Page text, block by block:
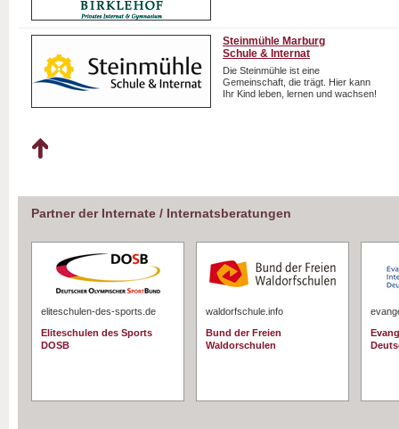
Steinmühle Marburg
Schule & Internat
Die Steinmühle ist eine
Gemeinschaft, die trägt. Hier kann
Ihr Kind leben, lernen und wachsen!
Partner der Internate / Internatsberatungen
eliteschulen-des-sports.de
Eliteschulen des Sports
DOSB
waldorfschule.info
Bund der Freien
Waldorschulen